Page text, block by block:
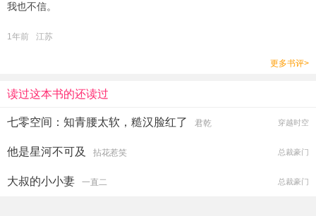
我也不信。
1年前 江苏
更多书评>
读过这本书的还读过
七零空间：知青腰太软，糙汉脸红了 君乾 穿越时空
他是星河不可及 拈花惹笑 总裁豪门
大叔的小小妻 一直二 总裁豪门